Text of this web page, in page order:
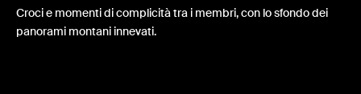
Croci e momenti di complicità tra i membri, con lo sfondo dei
panorami montani innevati.